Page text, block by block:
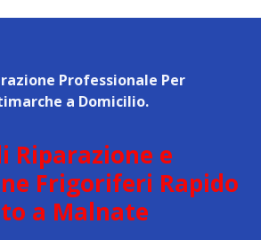
Professionale Per
a Domicilio.
Riparazione e
Frigoriferi Rapido
a Malnate